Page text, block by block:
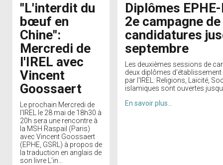
"L'interdit du
bœuf en
Chine":
Mercredi de
l'IREL avec
Vincent
Goossaert
Le prochain Mercredi de
l'IREL le 28 mai de 18h30 à
20h sera une rencontre à
la MSH Raspail (Paris)
avec Vincent Goossaert
(EPHE, GSRL) à propos de
la traduction en anglais de
son livre L'in…
Diplômes
2e campagne de
candidatures
septembre
Les deuxièmes sessions de
deux diplômes d'établissement
par l'IREL: Religions, Laïcité,
islamiques sont ouvertes
En savoir plus…